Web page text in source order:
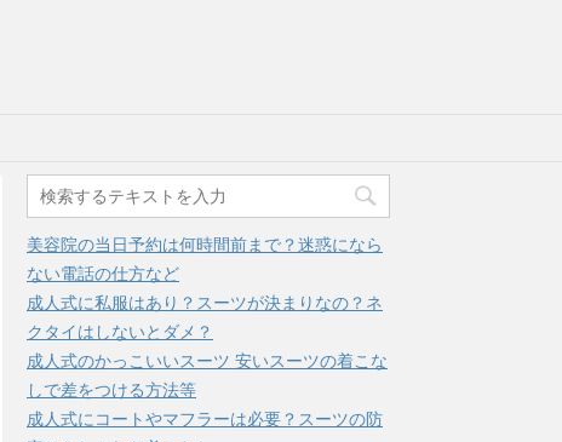
美容院の当日予約は何時間前まで？迷惑になら
ない電話の仕方など
成人式に私服はあり？スーツが決まりなの？ネ
クタイはしないとダメ？
成人式のかっこいいスーツ 安いスーツの着こな
しで差をつける方法等
成人式にコートやマフラーは必要？スーツの防